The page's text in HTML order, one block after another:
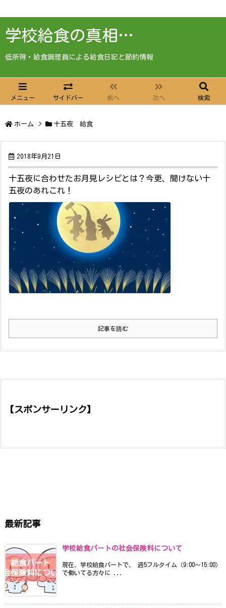
学校給食の真相…
低所得・給食調理員による給食日記と節約情報
メニュー サイドバー 前へ 次へ 検索
ホーム > 十五夜 給食
2018年9月21日
十五夜に合わせたお月見レシピとは？今更、聞けない十
五夜のあれこれ！
記事を読む
【スポンサーリンク】
最新記事
学校給食パートの社会保険料について
現在、学校給食パートで、 週5フルタイム（9:00〜15:00）
で働いてる方々に ...